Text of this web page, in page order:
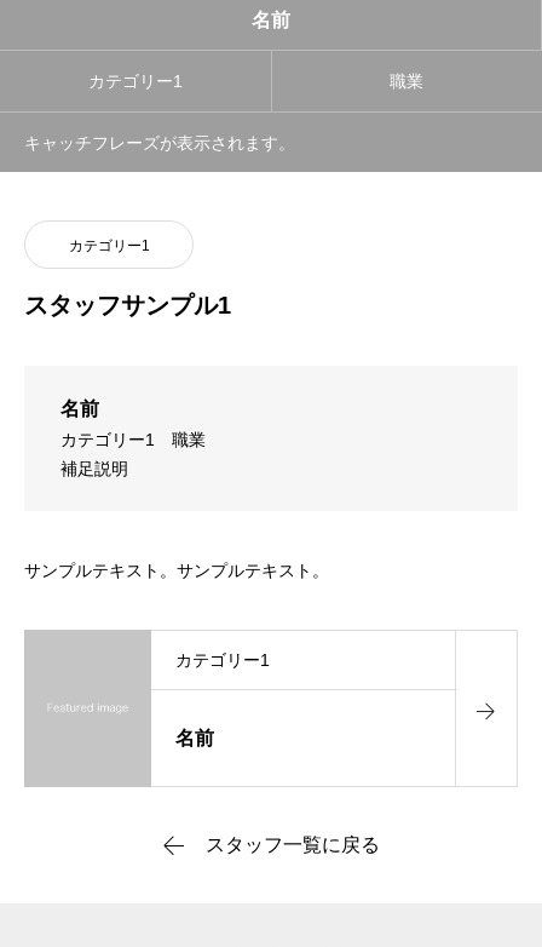
名前
カテゴリー1 職業
キャッチフレーズが表示されます。
カテゴリー1
スタッフサンプル1
名前
カテゴリー1
職業
補足説明
サンプルテキスト。サンプルテキスト。
名前
カテゴリー1
スタッフ一覧に戻る